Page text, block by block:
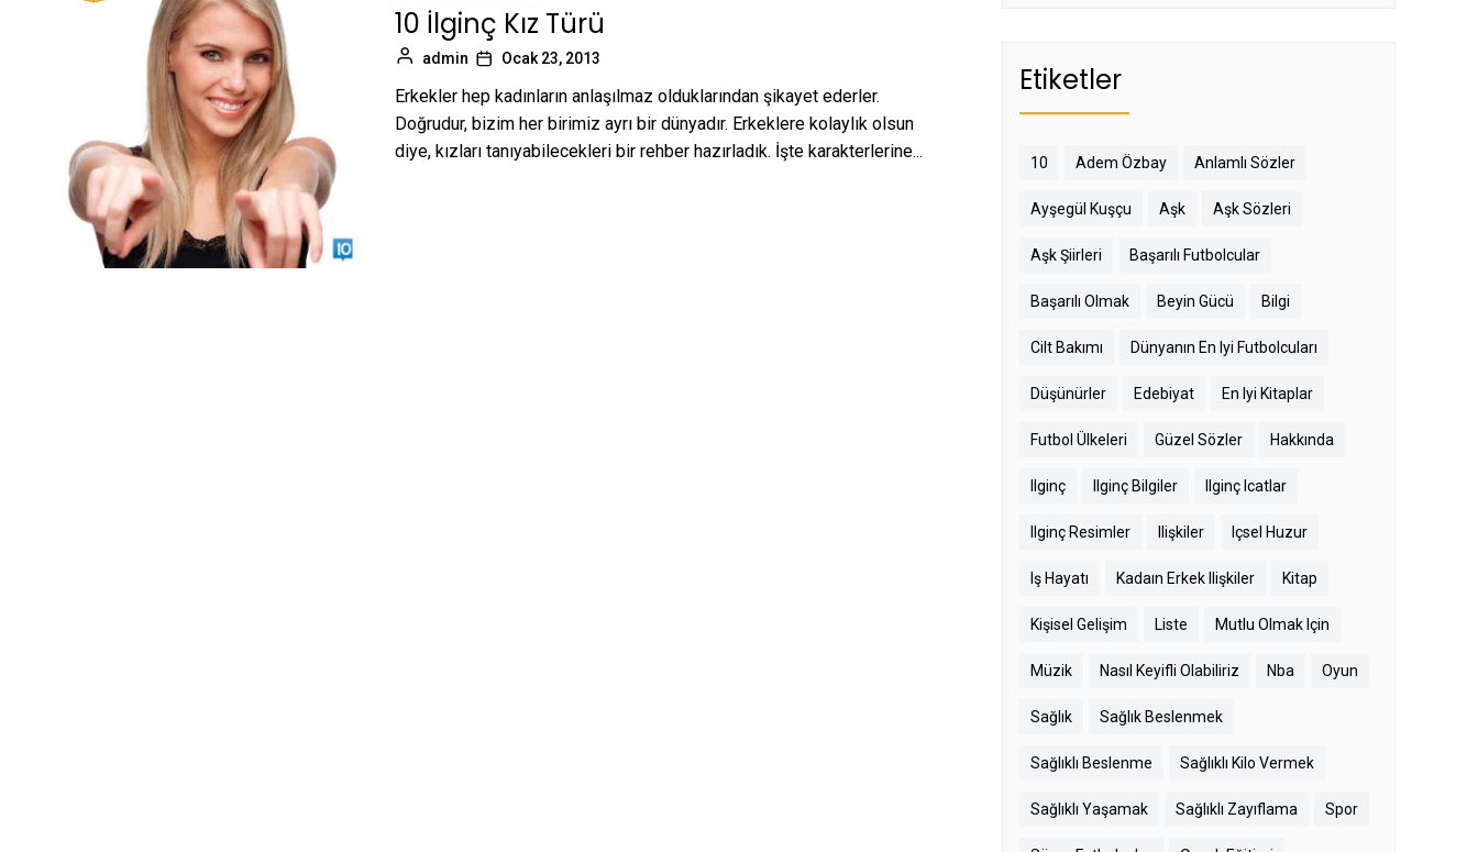
10 İlginç Kız Türü
admin Ocak 23, 2013
Erkekler hep kadınların anlaşılmaz olduklarından şikayet ederler.
Doğrudur, bizim her birimiz ayrı bir dünyadır. Erkeklere kolaylık olsun
diye, kızları tanıyabilecekleri bir rehber hazırladık. İşte karakterlerine...
Etiketler
10 Adem Özbay Anlamlı Sözler
Ayşegül Kuşçu Aşk Aşk Sözleri
Aşk Şiirleri Başarılı Futbolcular
Başarılı Olmak Beyin Gücü Bilgi
Cilt Bakımı Dünyanın En Iyi Futbolcuları
Düşünürler Edebiyat En Iyi Kitaplar
Futbol Ülkeleri Güzel Sözler Hakkında
Ilginç Ilginç Bilgiler Ilginç Icatlar
Ilginç Resimler Ilişkiler Içsel Huzur
Iş Hayatı Kadaın Erkek Ilişkiler Kitap
Kişisel Gelişim Liste Mutlu Olmak Için
Müzik Nasıl Keyifli Olabiliriz Nba Oyun
Sağlık Sağlık Beslenmek
Sağlıklı Beslenme Sağlıklı Kilo Vermek
Sağlıklı Yaşamak Sağlıklı Zayıflama Spor